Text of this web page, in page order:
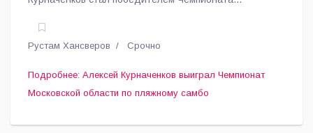
Рустам Хансверов Срочно
Подробнее: Алексей Курначенков выиграл Чемпионат
Московской области по пляжному самбо